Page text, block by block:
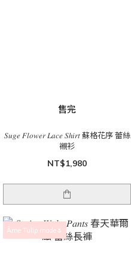
售完
𝑆𝑢𝑔𝑒 𝐹𝑙𝑜𝑤𝑒𝑟 𝐿𝑎𝑐𝑒 𝑆ℎ𝑖𝑟𝑡 蘇格花序 蕾絲
襯衫
NT$1,980
Âme Tulip made🌷